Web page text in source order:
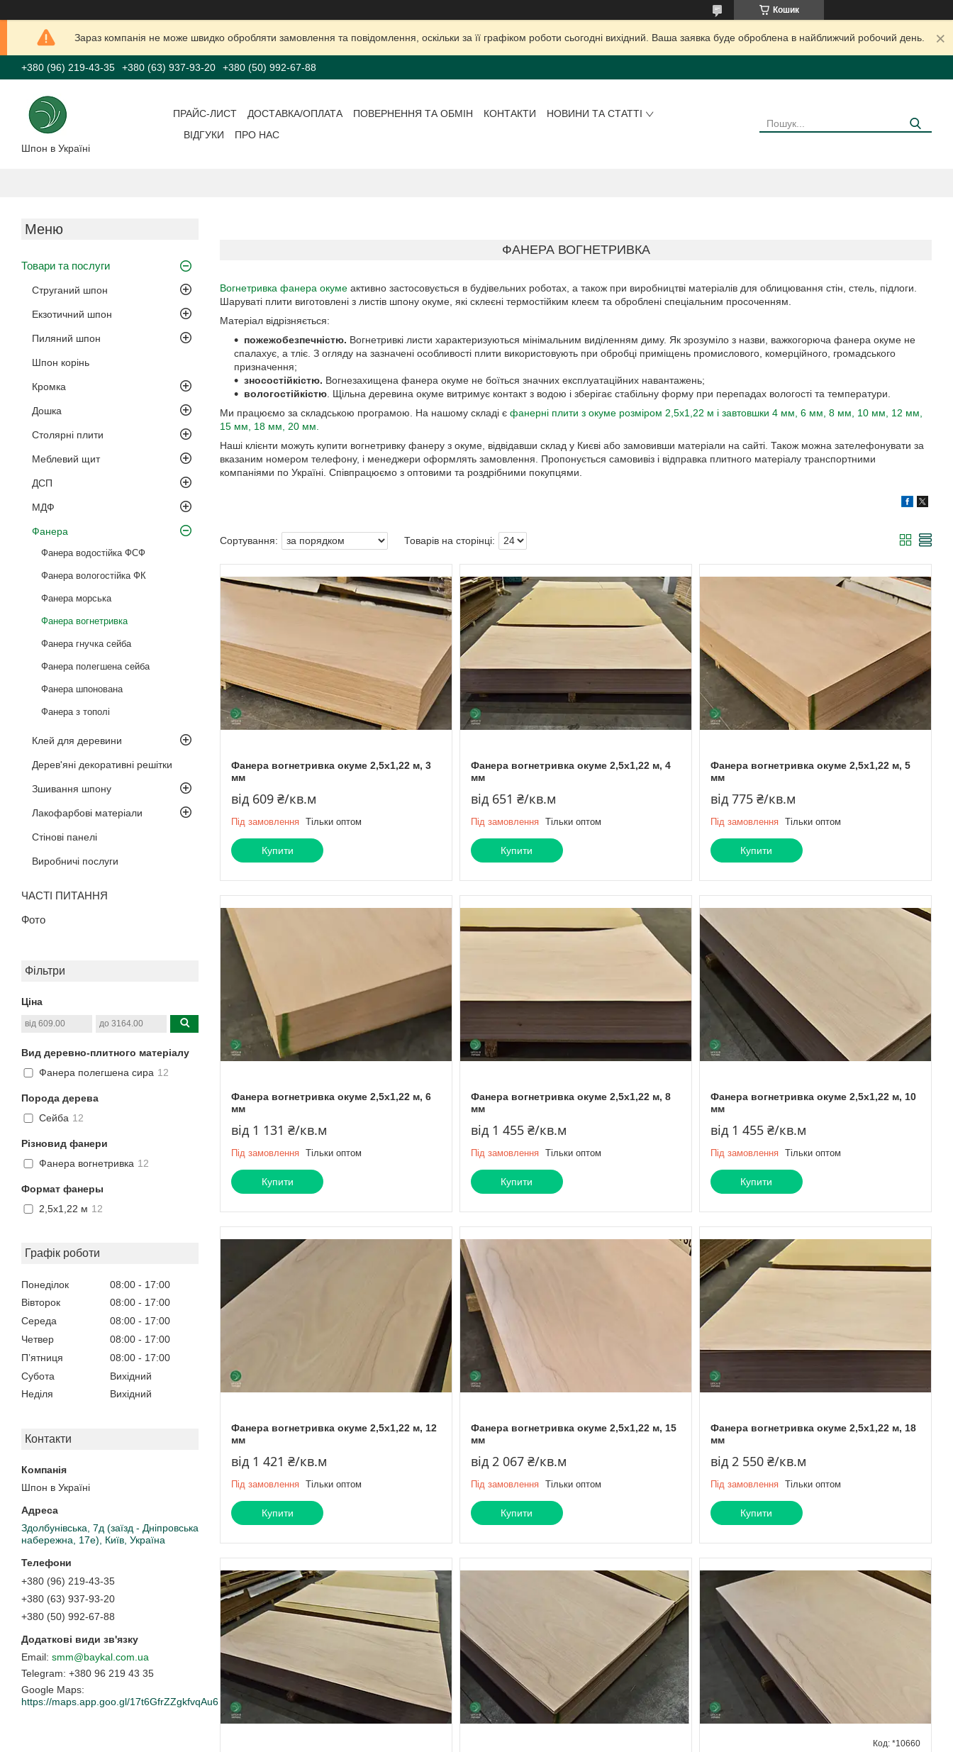
Кошик
Зараз компанія не може швидко обробляти замовлення та повідомлення, оскільки за її графіком роботи сьогодні вихідний. Ваша заявка буде оброблена в найближчий робочий день.
+380 (96) 219-43-35 +380 (63) 937-93-20 +380 (50) 992-67-88
Шпон в Україні
ПРАЙС-ЛИСТ ДОСТАВКА/ОПЛАТА ПОВЕРНЕННЯ ТА ОБМІН КОНТАКТИ
НОВИНИ ТА СТАТТІ
ВІДГУКИ
ПРО НАС
Товари та послуги
Струганий шпон
Екзотичний шпон
Пиляний шпон
Шпон корінь
Кромка
Дошка
Столярні плити
Меблевий щит
ДСП
МДФ
Фанера
Фанера водостійка ФСФ
Фанера вологостійка ФК
Фанера морська
Фанера вогнетривка
Фанера гнучка сейба
Фанера полегшена сейба
Фанера шпонована
Фанера з тополі
Клей для деревини
Дерев'яні декоративні решітки
Зшивання шпону
Лакофарбові матеріали
Стінові панелі
Виробничі послуги
ЧАСТІ ПИТАННЯ
Фото
Фільтри
Ціна
Вид деревно-плитного матеріалу
Фанера полегшена сира 12
Порода дерева
Сейба 12
Різновид фанери
Фанера вогнетривка 12
Формат фанеры
2,5х1,22 м 12
Графік роботи
Понеділок 08:00
17:00
Вівторок
08:00
17:00
Середа
08:00
17:00
Четвер
08:00
17:00
Пʼятниця
08:00
17:00
Субота
Вихідний
Неділя
Вихідний
Контакти
Шпон в Україні
Здолбунівська, 7д (заїзд - Дніпровська
набережна, 17е), Київ, Україна
+380 (96) 219-43-35
+380 (63) 937-93-20
+380 (50) 992-67-88
smm@baykal.com.ua
+380 96 219 43 35
Google Maps
https://maps.app.goo.gl/17t6GfrZZgkfvqAu6
ФАНЕРА ВОГНЕТРИВКА
Вогнетривка фанера окуме активно застосовується в будівельних роботах, а також при виробництві матеріалів для облицювання стін, стель, підлоги.
Шаруваті плити виготовлені з листів шпону окуме, які склеєні термостійким клеєм та оброблені спеціальним просоченням.
Матеріал відрізняється:
пожежобезпечністю. Вогнетривкі листи характеризуються мінімальним виділенням диму. Як зрозуміло з назви, важкогорюча фанера окуме не
спалахує, а тліє. З огляду на зазначені особливості плити використовують при обробці приміщень промислового, комерційного, громадського
призначення;
зносостійкістю. Вогнезахищена фанера окуме не боїться значних експлуатаційних навантажень;
вологостійкістю . Щільна деревина окуме витримує контакт з водою і зберігає стабільну форму при перепадах вологості та температури.
Ми працюємо за складською програмою. На нашому складі є фанерні плити з окуме розміром 2,5х1,22 м і завтовшки 4 мм, 6 мм, 8 мм, 10 мм, 12 мм,
15 мм, 18 мм, 20 мм.
Наші клієнти можуть купити вогнетривку фанеру з окуме, відвідавши склад у Києві або замовивши матеріали на сайті. Також можна зателефонувати за
вказаним номером телефону, і менеджери оформлять замовлення. Пропонується самовивіз і відправка плитного матеріалу транспортними
компаніями по Україні. Співпрацюємо з оптовими та роздрібними покупцями.
Фанера вогнетривка окуме 2,5х1,22 м, 3
мм
від 609 ₴/кв.м
Під замовлення Тільки оптом
Купити
Фанера вогнетривка окуме 2,5х1,22 м, 4
мм
від 651 ₴/кв.м
Під замовлення Тільки оптом
Купити
Фанера вогнетривка окуме 2,5х1,22 м, 5
мм
від 775 ₴/кв.м
Під замовлення Тільки оптом
Купити
Фанера вогнетривка окуме 2,5х1,22 м, 6
мм
від 1 131 ₴/кв.м
Під замовлення Тільки оптом
Купити
Фанера вогнетривка окуме 2,5х1,22 м, 8
мм
від 1 455 ₴/кв.м
Під замовлення Тільки оптом
Купити
Фанера вогнетривка окуме 2,5х1,22 м, 10
мм
від 1 455 ₴/кв.м
Під замовлення Тільки оптом
Купити
Фанера вогнетривка окуме 2,5х1,22 м, 12
мм
від 1 421 ₴/кв.м
Під замовлення Тільки оптом
Купити
Фанера вогнетривка окуме 2,5х1,22 м, 15
мм
від 2 067 ₴/кв.м
Під замовлення Тільки оптом
Купити
Фанера вогнетривка окуме 2,5х1,22 м, 18
мм
від 2 550 ₴/кв.м
Під замовлення Тільки оптом
Купити
*10660